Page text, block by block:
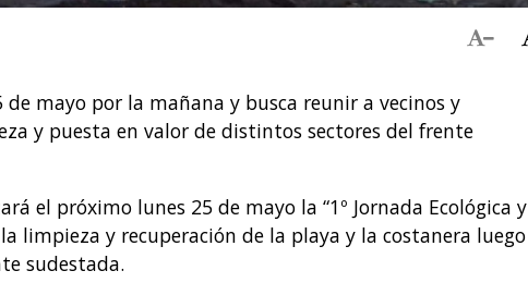
mayo por la mañana y busca reunir a vecinos y
y puesta en valor de distintos sectores del frente
el próximo lunes 25 de mayo la “1º Jornada Ecológica y
limpieza y recuperación de la playa y la costanera luego
sudestada.